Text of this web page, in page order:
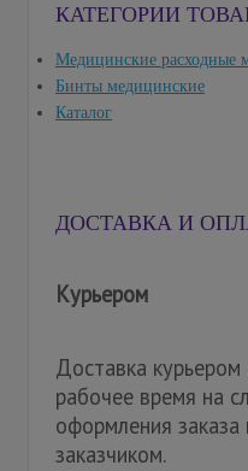
КАТЕГОРИИ
Медицинские расходные
Бинты медицинские
Каталог
ДОСТАВКА И
Курьером
Доставка
рабочее время на
оформления
заказчиком.